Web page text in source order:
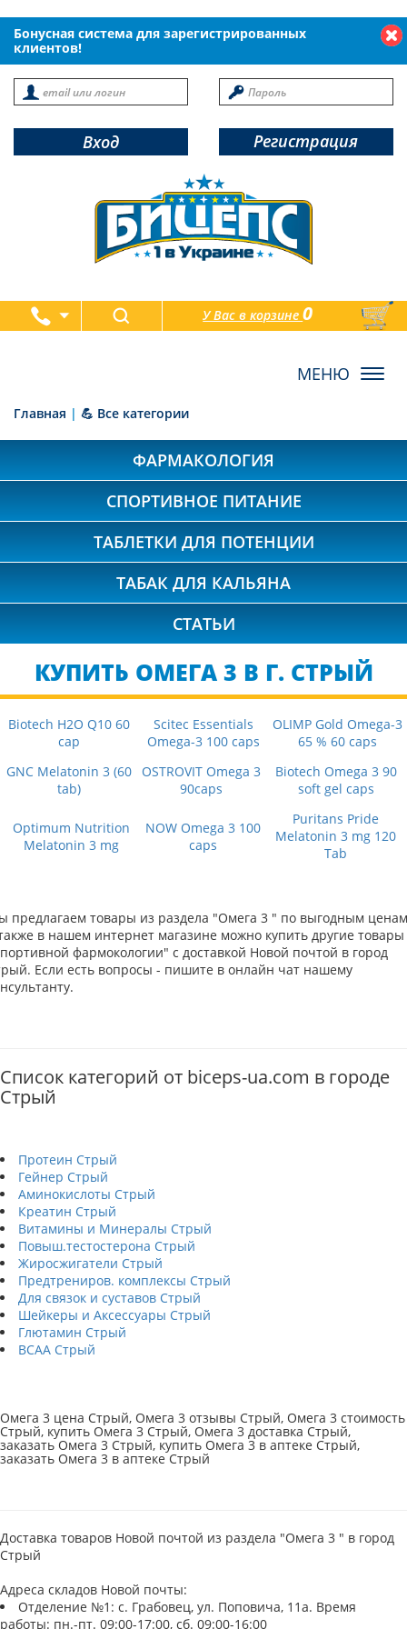
Бонусная система для зарегистрированных
клиентов!
Вход Регистрация
У Вас в корзине0
товаров
Главная | 💪 Все категории
ФАРМАКОЛОГИЯ
СПОРТИВНОЕ ПИТАНИЕ
ТАБЛЕТКИ ДЛЯ ПОТЕНЦИИ
ТАБАК ДЛЯ КАЛЬЯНА
СТАТЬИ
КУПИТЬ ОМЕГА 3 В Г. СТРЫЙ
Biotech H2O Q10 60
cap
Scitec Essentials
Omega-3 100 caps
OLIMP Gold Omega-3
65 % 60 caps
GNC Melatonin 3 (60
tab)
OSTROVIT Omega 3
90caps
Biotech Omega 3 90
soft gel caps
Optimum Nutrition
Melatonin 3 mg
NOW Omega 3 100
caps
Puritans Pride
Melatonin 3 mg 120
Tab
предлагаем товары из раздела "Омега 3 " по выгодным
в нашем интернет магазине можно купить другие товары
фармокологии" с доставкой Новой почтой в город
Если есть вопросы - пишите в онлайн чат нашему
Список категорий от biceps-ua.com в городе
Стрый
Протеин Стрый
Гейнер Стрый
Аминокислоты Стрый
Креатин Стрый
Витамины и Минералы Стрый
Повыш.тестостерона Стрый
Жиросжигатели Стрый
Предтрениров. комплексы Стрый
Для связок и суставов Стрый
Шейкеры и Аксессуары Стрый
Глютамин Стрый
BCAA Стрый
Омега 3 цена Стрый, Омега 3 отзывы Стрый, Омега 3 стоимость
Стрый, купить Омега 3 Стрый, Омега 3 доставка Стрый,
заказать Омега 3 Стрый, купить Омега 3 в аптеке Стрый,
заказать Омега 3 в аптеке Стрый
Доставка товаров Новой почтой из раздела "Омега 3 " в город
Стрый
Адреса складов Новой почты:
Отделение №1: с. Грабовец, ул. Поповича, 11а. Время
работы: пн.-пт. 09:00-17:00, сб. 09:00-16:00